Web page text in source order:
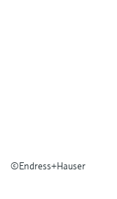
©Endress+Hauser